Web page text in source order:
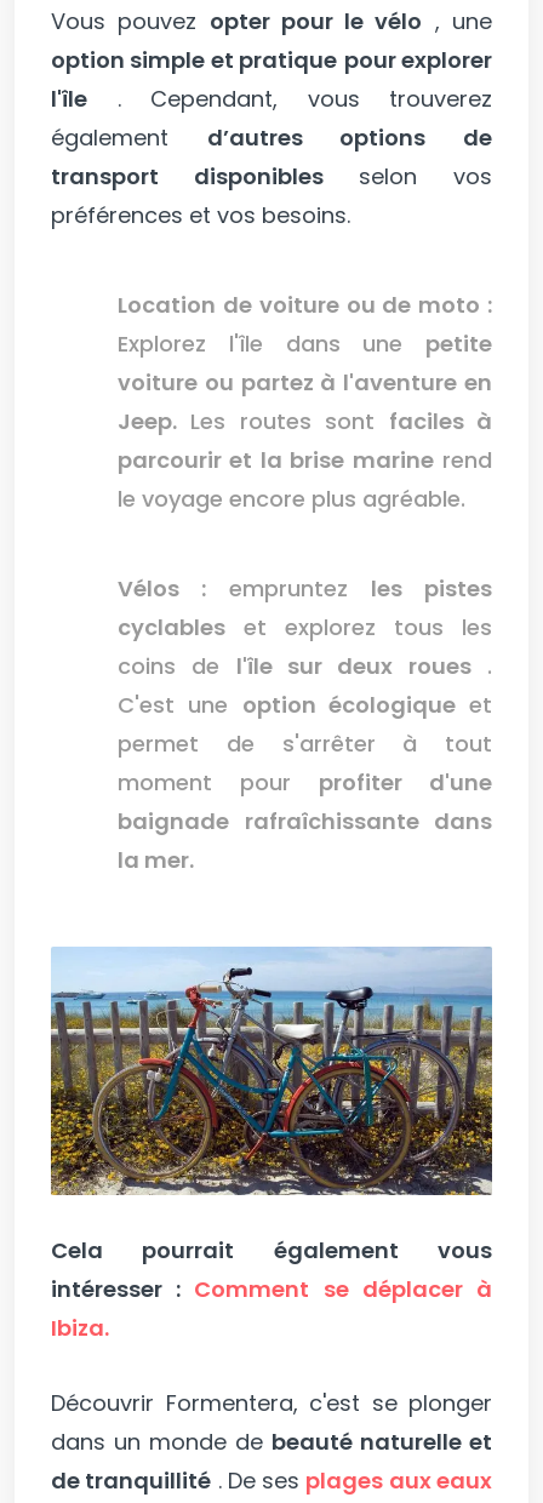
Vous pouvez opter pour le vélo , une
option simple et pratique pour explorer
l'île . Cependant, vous trouverez
également d’autres options de
transport disponiblesselon vos
préférences et vos besoins.
Location de voiture ou de moto :
Explorez l'île dans une petite
voiture ou partez à l'aventure en
Jeep. Les routes sont faciles à
parcourir et la brise marinerend
le voyage encore plus agréable.
Vélos : empruntez les pistes
cyclables et explorez tous les
coins de l'île sur deux roues.
C'est une option écologiqueet
permet de s'arrêter à tout
moment pour profiter d'une
baignade rafraîchissante dans
la mer.
Cela pourrait également vous
intéresser : Comment se déplacer à
Ibiza.
Découvrir Formentera, c'est se plonger
dans un monde de beauté naturelle et
de tranquillité . De ses plages aux eaux